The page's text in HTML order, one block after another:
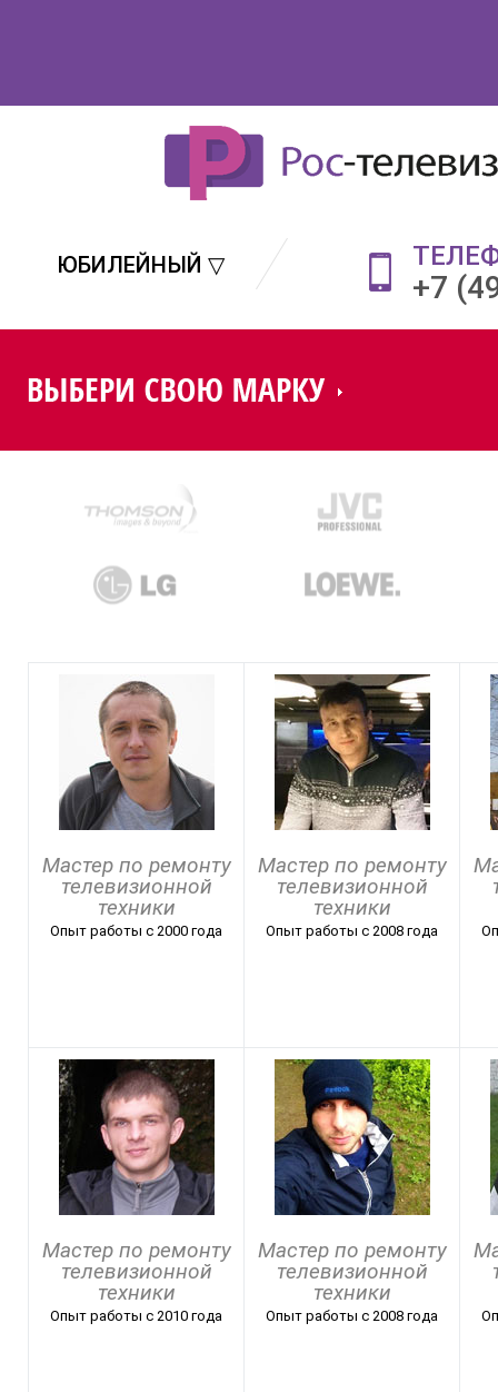
ЮБИЛЕЙНЫЙ ▽
+7
Мастер по ремонту
телевизионной
техники
Опыт работы с 2000 года
Мастер по ремонту
телевизионной
техники
Опыт работы с 2008 года
Мастер по ремонту
телевизионной
техники
Опыт работы с 2010 года
Мастер по ремонту
телевизионной
техники
Опыт работы с 2008 года